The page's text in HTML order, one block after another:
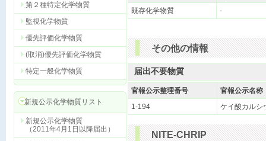
第２種特定化学物質
監視化学物質
優先評価化学物質
(取消)優先評価化学物質
特定一般化学物質
新規公示化学物質リスト
新規公示化学物質
（2011年4月1日以降届出）
既存化学物質
-
その他の情報
届出不要物質
官報公示整理番号
官報公示名称
1-194
ケイ酸カルシ
NITE-CHRIP